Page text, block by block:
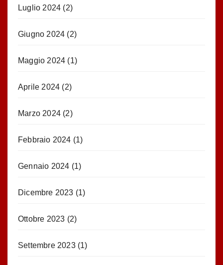
Luglio 2024 (2)
Giugno 2024 (2)
Maggio 2024 (1)
Aprile 2024 (2)
Marzo 2024 (2)
Febbraio 2024 (1)
Gennaio 2024 (1)
Dicembre 2023 (1)
Ottobre 2023 (2)
Settembre 2023(1)